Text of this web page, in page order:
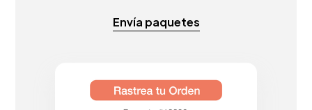
Envía paquetes